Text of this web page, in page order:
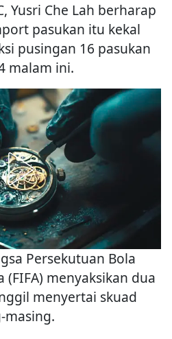
Yusri Che Lah berharap
pasukan itu kekal
pusingan 16 pasukan
malam ini.
Persekutuan Bola
(FIFA) menyaksikan dua
menyertai skuad
masing.